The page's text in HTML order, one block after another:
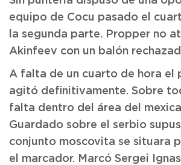
equipo de Cocu pasado el
la segunda parte. Propper no
Akinfeev con un balón
A falta de un cuarto de hora el
agitó definitivamente. Sobre
falta dentro del área del
Guardado sobre el serbio
conjunto moscovita se situara
el marcador. Marcó Sergei